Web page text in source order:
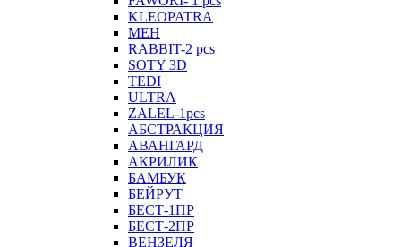
KLEOPATRA
MEH
RABBIT-2 pcs
SOTY 3D
TEDI
ULTRA
ZALEL-1pcs
АБСТРАКЦИЯ
АВАНГАРД
АКРИЛИК
БАМБУК
БЕЙРУТ
БЕСТ-1ПР
БЕСТ-2ПР
ВЕНЗЕЛЯ